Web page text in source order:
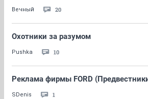
Вечный 20
Охотники за разумом
Pushka 10
Реклама фирмы FORD
SDenis 1